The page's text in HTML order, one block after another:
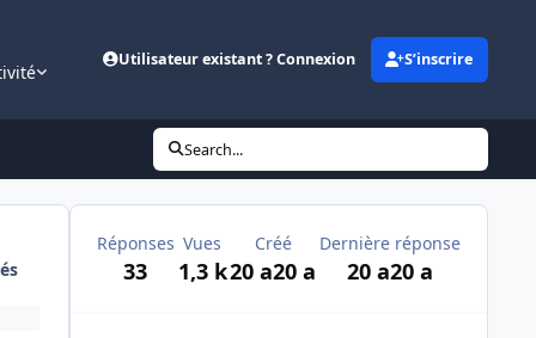
Utilisateur existant ? Connexion S’inscrire
Search...
Réponses
33
Vues
1,3 k
Créé
20 a20 a
Dernière réponse
20 a20 a